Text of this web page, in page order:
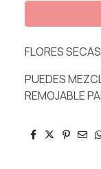
FLORES
PUEDES
REMOJABLE